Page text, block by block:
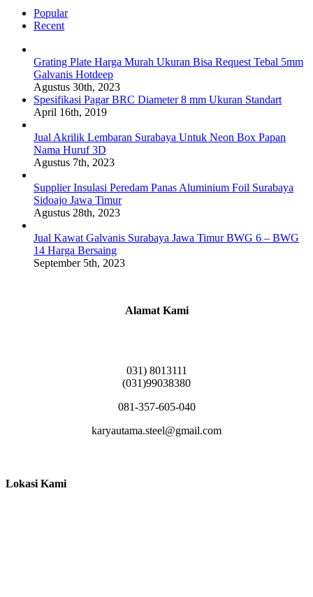
Popular
Recent
Grating Plate Harga Murah Ukuran Bisa Request Tebal 5mm
Galvanis Hotdeep
Agustus 30th, 2023
Spesifikasi Pagar BRC Diameter 8 mm Ukuran Standart
April 16th, 2019
Jual Akrilik Lembaran Surabaya Untuk Neon Box Papan
Nama Huruf 3D
Agustus 7th, 2023
Supplier Insulasi Peredam Panas Aluminium Foil Surabaya
Sidoajo Jawa Timur
Agustus 28th, 2023
Jual Kawat Galvanis Surabaya Jawa Timur BWG 6 – BWG
14 Harga Bersaing
September 5th, 2023
Alamat Kami
031) 8013111
(031)99038380
081-357-605-040
karyautama.steel@gmail.com
Lokasi Kami